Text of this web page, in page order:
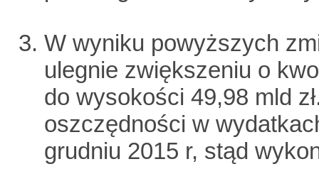
W wyniku powyższych
ulegnie zwiększeniu o
do wysokości 49,98 mld
oszczędności w
grudniu 2015 r, stąd